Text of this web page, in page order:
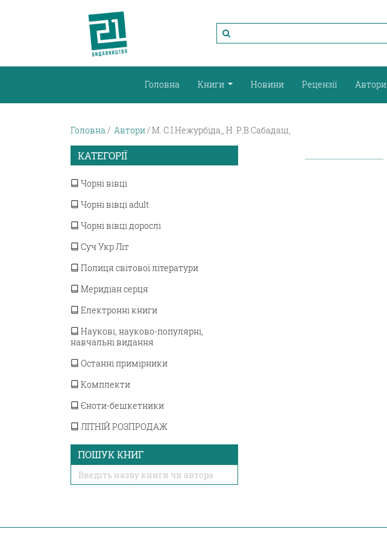
Головна Книги Новини Рецензії Автори
Головна Автори М. С.І.Нежурбіда,, Н. Р.В.Сабадаш,
КАТЕГОРІЇ
Чорні вівці
Чорні вівці adult
Чорні вівці дорослі
Суч Укр Літ
Полиця світової літератури
Меридіан серця
Електронні книги
Наукові, науково-популярні,
навчальні видання
Останні примірники
Комплекти
Єноти-бешкетники
ЛІТНІЙ РОЗПРОДАЖ
ПОШУК КНИГ